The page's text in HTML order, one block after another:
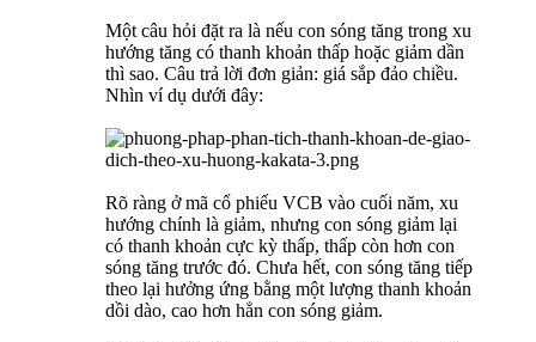
Một câu hỏi đặt ra là nếu con sóng tăng trong xu
hướng tăng có thanh khoản thấp hoặc giảm dần
thì sao. Câu trả lời đơn giản: giá sắp đảo chiều.
Nhìn ví dụ dưới đây:
Rõ ràng ở mã cổ phiếu VCB vào cuối năm, xu
hướng chính là giảm, nhưng con sóng giảm lại
có thanh khoản cực kỳ thấp, thấp còn hơn con
sóng tăng trước đó. Chưa hết, con sóng tăng tiếp
theo lại hưởng ứng bằng một lượng thanh khoản
dồi dào, cao hơn hẳn con sóng giảm.